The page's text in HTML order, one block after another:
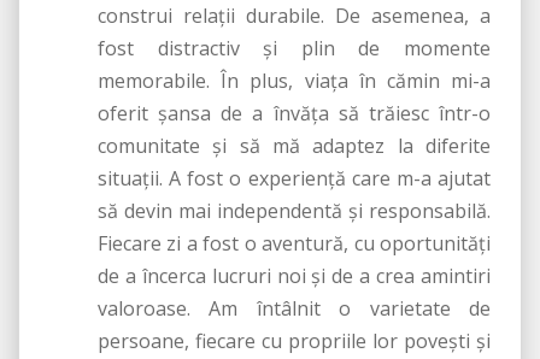
construi relaţii durabile. De asemenea, a
fost distractiv şi plin de momente
memorabile. În plus, viaţa în cămin mi-a
oferit şansa de a învăţa să trăiesc într-o
comunitate şi să mă adaptez la diferite
situaţii. A fost o experienţă care m-a ajutat
să devin mai independentă şi responsabilă.
Fiecare zi a fost o aventură, cu oportunităţi
de a încerca lucruri noi şi de a crea amintiri
valoroase. Am întâlnit o varietate de
persoane, fiecare cu propriile lor poveşti şi